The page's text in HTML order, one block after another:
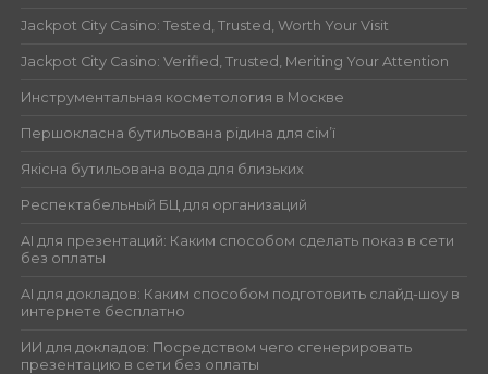
Jackpot City Casino: Tested, Trusted, Worth Your Visit
Jackpot City Casino: Verified, Trusted, Meriting Your Attention
Инструментальная косметология в Москве
Першокласна бутильована рідина для сім’ї
Якісна бутильована вода для близьких
Респектабельный БЦ для организаций
AI для презентаций: Каким способом сделать показ в сети
без оплаты
AI для докладов: Каким способом подготовить слайд-шоу в
интернете бесплатно
ИИ для докладов: Посредством чего сгенерировать
презентацию в сети без оплаты